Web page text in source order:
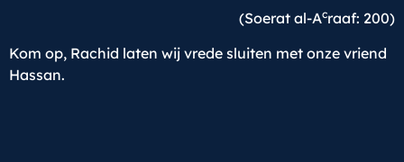
(Soerat al-Acraaf: 200)
Kom op, Rachid laten wij vrede sluiten met onze vriend
Hassan.